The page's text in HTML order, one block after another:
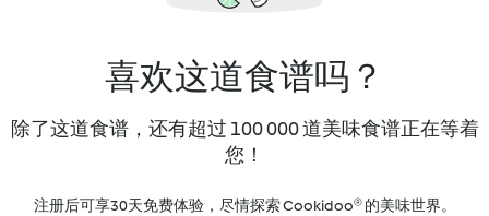
喜欢这道食谱吗？
除了这道食谱，还有超过 100 000 道美味食谱正在等着
您！
注册后可享30天免费体验，尽情探索 Cookidoo® 的美味世界。